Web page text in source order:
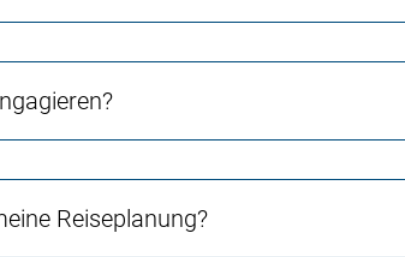
Reiseplanung?